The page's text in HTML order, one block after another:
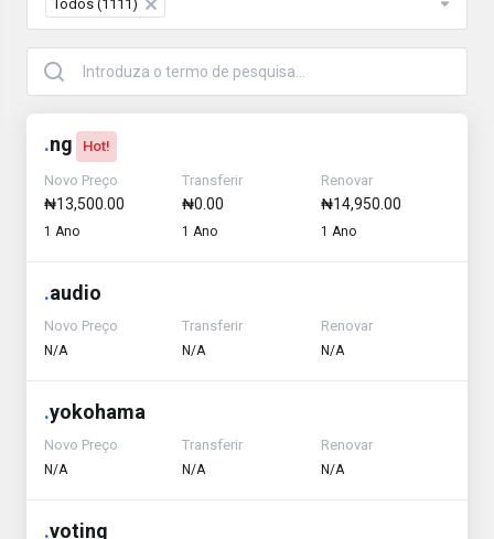
Todos (1111) ×
.ng Hot!
Novo Preço
₦13,500.00
1 Ano
Transferir
₦0.00
1 Ano
Renovar
₦14,950.00
1 Ano
.audio
Novo Preço
N/A
Transferir
N/A
Renovar
N/A
.yokohama
Novo Preço
N/A
Transferir
N/A
Renovar
N/A
.voting